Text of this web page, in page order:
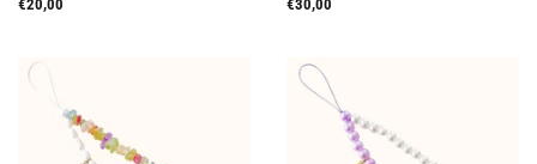
Prix
€20,00
Prix
€30,00